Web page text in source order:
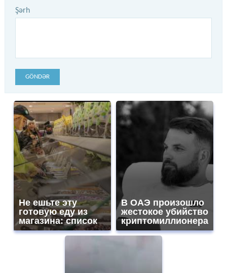
Şərh
GÖNDƏR
Не ешьте эту
готовую еду из
магазина: список
В ОАЭ произошло
жестокое убийство
криптомиллионера